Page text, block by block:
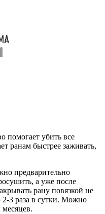
помогает убить все
ранам быстрее заживать,
предварительно
а уже после
рану повязкой не
3 раза в сутки. Можно